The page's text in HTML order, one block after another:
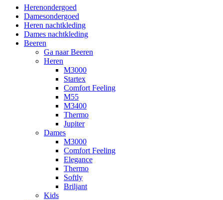
Herenondergoed
Damesondergoed
Heren nachtkleding
Dames nachtkleding
Beeren
Ga naar Beeren
Heren
M3000
Startex
Comfort Feeling
M55
M3400
Thermo
Jupiter
Dames
M3000
Comfort Feeling
Elegance
Thermo
Softly
Briljant
Kids